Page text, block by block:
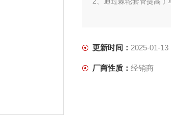
更新时间： 2025-01-13
厂商性质： 经销商